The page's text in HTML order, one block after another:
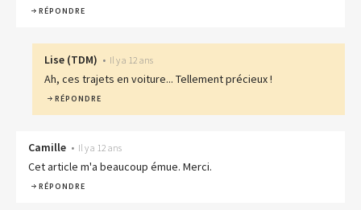
RÉPONDRE
Lise (TDM) • Il y a 12 ans
Ah, ces trajets en voiture... Tellement précieux !
RÉPONDRE
Camille • Il y a 12 ans
Cet article m'a beaucoup émue. Merci.
RÉPONDRE